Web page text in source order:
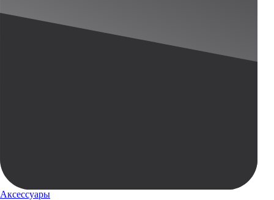
Аксессуары